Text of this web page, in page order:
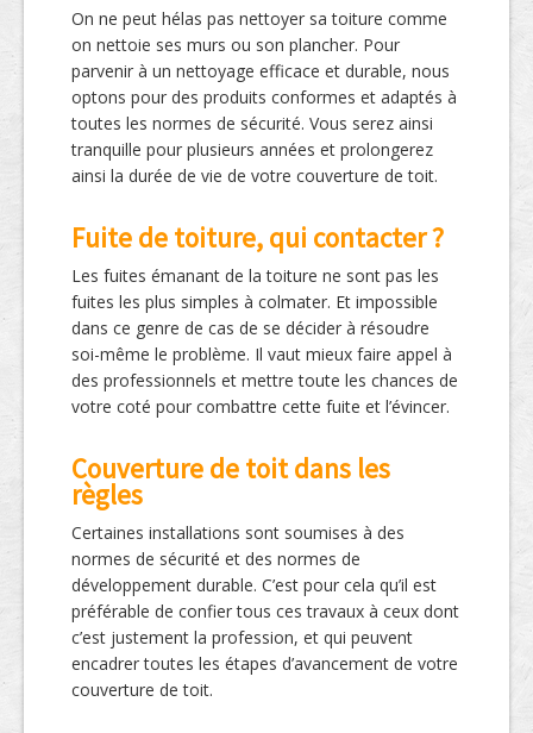
On ne peut hélas pas nettoyer sa toiture comme
on nettoie ses murs ou son plancher. Pour
parvenir à un nettoyage efficace et durable, nous
optons pour des produits conformes et adaptés à
toutes les normes de sécurité. Vous serez ainsi
tranquille pour plusieurs années et prolongerez
ainsi la durée de vie de votre couverture de toit.
Fuite de toiture, qui contacter ?
Les fuites émanant de la toiture ne sont pas les
fuites les plus simples à colmater. Et impossible
dans ce genre de cas de se décider à résoudre
soi-même le problème. Il vaut mieux faire appel à
des professionnels et mettre toute les chances de
votre coté pour combattre cette fuite et l’évincer.
Couverture de toit dans les
règles
Certaines installations sont soumises à des
normes de sécurité et des normes de
développement durable. C’est pour cela qu’il est
préférable de confier tous ces travaux à ceux dont
c’est justement la profession, et qui peuvent
encadrer toutes les étapes d’avancement de votre
couverture de toit.